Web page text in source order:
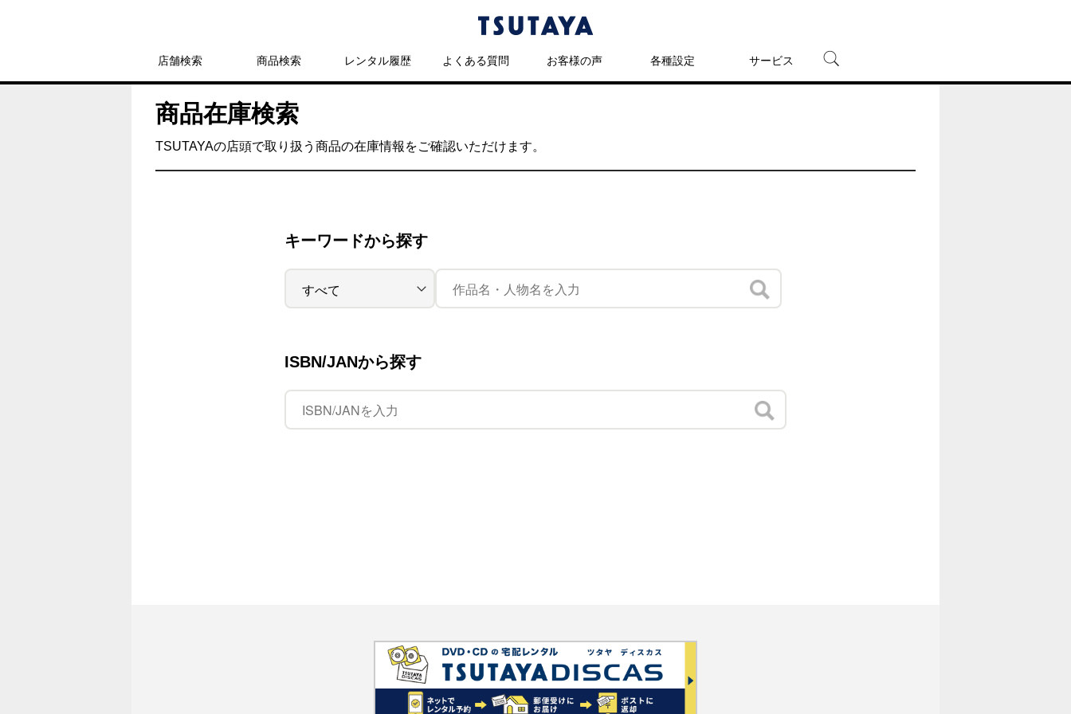
店舗検索 商品検索 レンタル履歴 よくある質問 お客様の声 各種設定 サービス
蔦屋書店
商品在庫検索
TSUTAYAの店頭で取り扱う商品の在庫情報をご確認いただけます。
キーワードから探す
ISBN/JANから探す